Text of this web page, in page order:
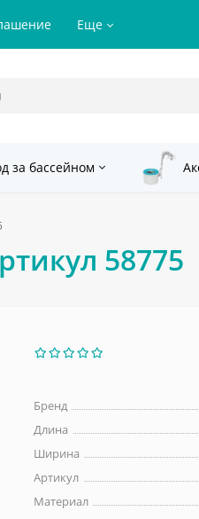
Еще
за бассейном
58775
Бренд
Длина
Ширина
Артикул
Материал